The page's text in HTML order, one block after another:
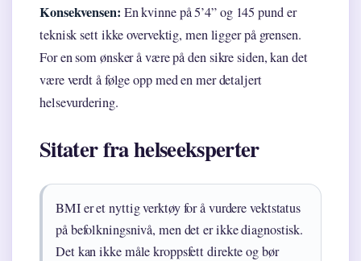
Konsekvensen: En kvinne på 5’4” og 145 pund er
teknisk sett ikke overvektig, men ligger på grensen.
For en som ønsker å være på den sikre siden, kan det
være verdt å følge opp med en mer detaljert
helsevurdering.
Sitater fra helseeksperter
BMI er et nyttig verktøy for å vurdere vektstatus
på befolkningsnivå, men det er ikke diagnostisk.
Det kan ikke måle kroppsfett direkte og bør